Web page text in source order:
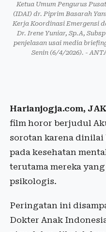
Ketua Umum Pengurus
(IDAI) dr. Piprim Basarah
Kerja Koordinasi Emergensi
Dr. Irene Yuniar, Sp.A,
penjelasan usai media
Senin (6/4/2026). -
Harianjogja.com,
film horor berjudul
sorotan karena
pada kesehatan
terutama mereka
psikologis.
Peringatan ini
Dokter Anak